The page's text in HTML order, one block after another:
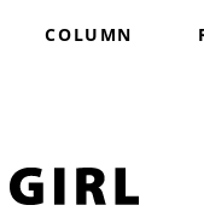
COLUMN